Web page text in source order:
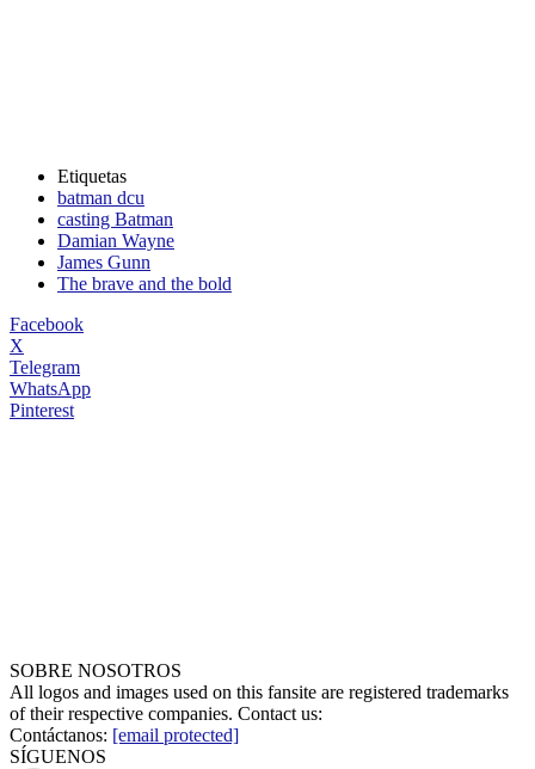
Etiquetas
batman dcu
casting Batman
Damian Wayne
James Gunn
The brave and the bold
Facebook
X
Telegram
WhatsApp
Pinterest
SOBRE NOSOTROS
All logos and images used on this fansite are registered trademarks
of their respective companies. Contact us:
Contáctanos: [email protected]
SÍGUENOS